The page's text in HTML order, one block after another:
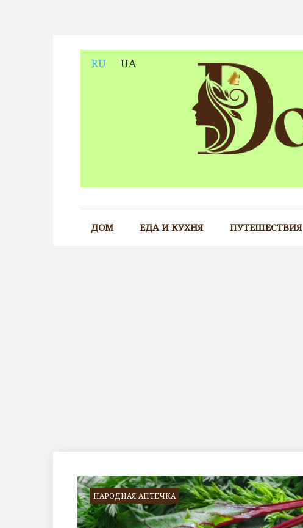
RU UA
ДОМ ЕДА И КУХНЯ ПУТЕШЕСТВИЯ
гемогобин
НАРОДНАЯ АПТЕЧКА